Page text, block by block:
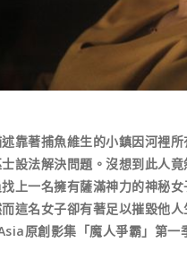
著捕魚維生的小鎮因河裡所
設法解決問題。沒想到此人
上一名擁有薩滿神力的神秘
這名女子卻有著足以摧毀他
原創影集「魔人爭霸」第一